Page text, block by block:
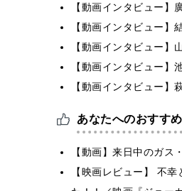
【動画インタビュー
【動画インタビュー
【動画インタビュー
【動画インタビュー
【動画インタビュー
あなたへのおすすめ
【動画】来日中のガ
【映画レビュー】 不